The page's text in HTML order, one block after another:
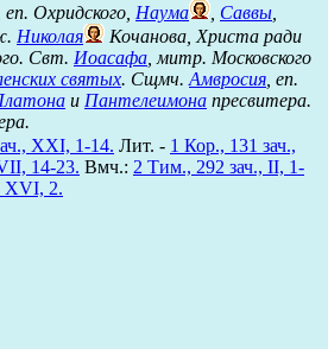
, еп. Охридского, Наума Саввы
Николая
Кочанова, Христа ради
Свт. Иоасафа , митр. Московского
святых. Сщмч. Амвросия , еп.
и Пантелеимона пресвитера.
XXI, 1-14. Лит. - 1 Кор., 131 зач.,
14-23. Вмч.: 2 Тим., 292 зач., II, 1-
XVI, 2.